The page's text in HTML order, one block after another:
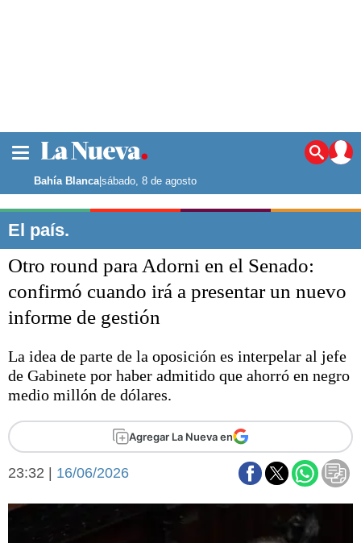
Noticias
La ciudad
Punta Alta
El mundo
Seguridad
Opinión
Liga del Sur
Básquetbol
Fútbol
Aplausos
Cines
Economía y campo
Economía y finanzas
Con el campo
Bahía Blanca|sábado, 8 de agosto
El país.
Otro round para Adorni en el Senado:
confirmó cuando irá a presentar un nuevo
informe de gestión
La idea de parte de la oposición es interpelar al jefe
de Gabinete por haber admitido que ahorró en negro
medio millón de dólares.
Agregar La Nueva en
23:32 | 16/06/2026